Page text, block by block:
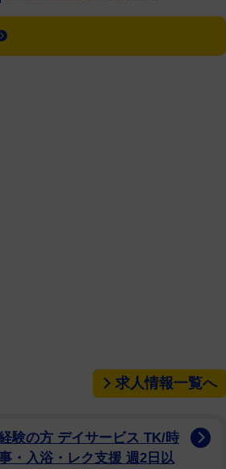
求人情報一覧へ
験の方 デイサービス TK/時
・入浴・レク支援 週2日以